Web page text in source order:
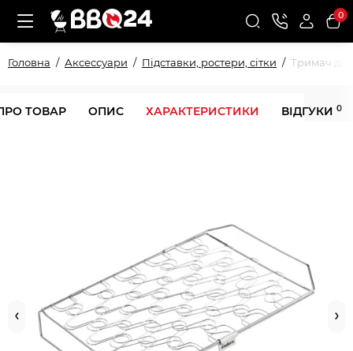
0
Головна Аксессуари Підставки, ростери, сітки Тримач для
ТОВАР ОПИС ХАРАКТЕРИСТИКИ ВІДГУКИ 0